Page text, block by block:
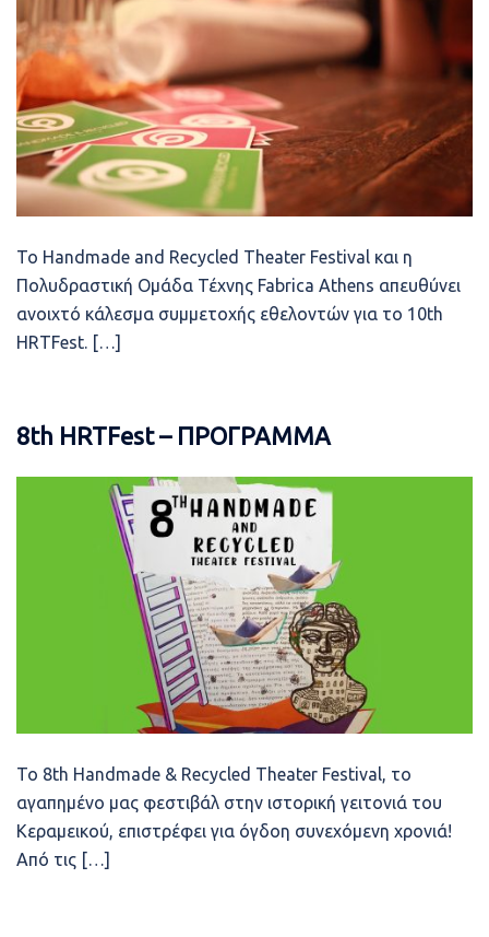
Το Handmade and Recycled Theater Festival και η
Πολυδραστική Ομάδα Τέχνης Fabrica Athens απευθύνει
ανοιχτό κάλεσμα συμμετοχής εθελοντών για το 10th
HRTFest. […]
8th HRTFest – ΠΡΟΓΡΑΜΜΑ
Το 8th Handmade & Recycled Theater Festival, το
αγαπημένο μας φεστιβάλ στην ιστορική γειτονιά του
Κεραμεικού, επιστρέφει για όγδοη συνεχόμενη χρονιά!
Από τις […]